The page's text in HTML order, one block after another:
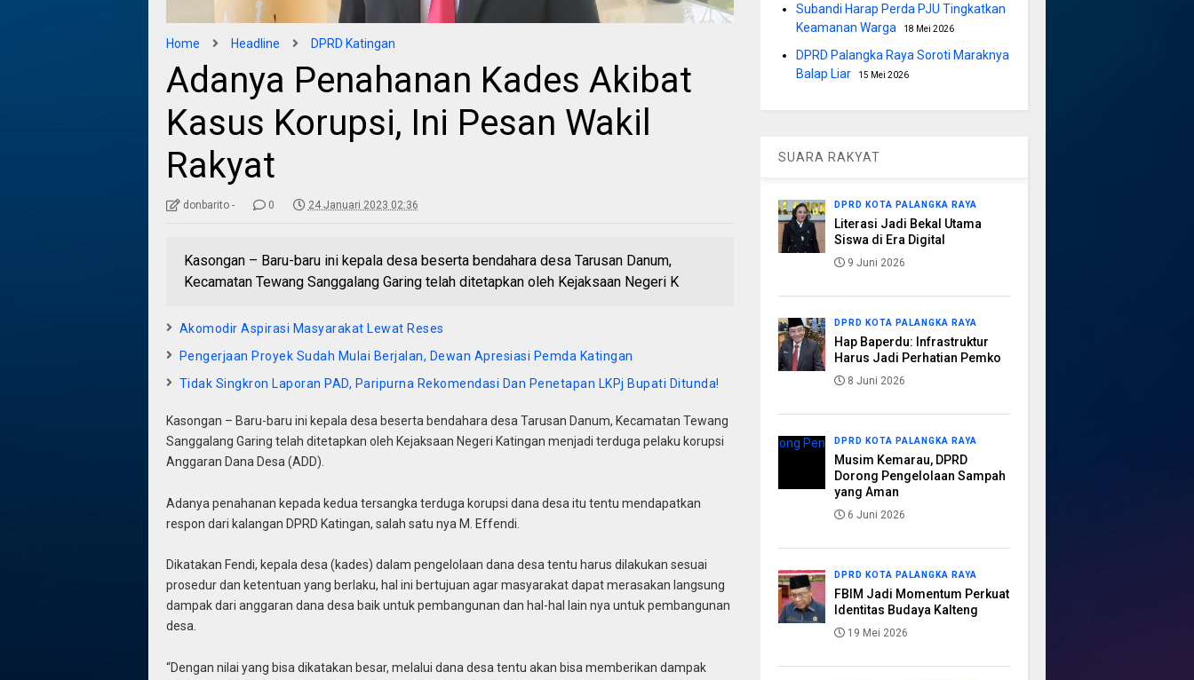
Home Headline DPRD Katingan
Adanya Penahanan Kades Akibat
Kasus Korupsi, Ini Pesan Wakil
Rakyat
donbarito - 0 24 Januari 2023 02:36
Kasongan – Baru-baru ini kepala desa beserta bendahara desa Tarusan Danum,
Kecamatan Tewang Sanggalang Garing telah ditetapkan oleh Kejaksaan Negeri K
Akomodir Aspirasi Masyarakat Lewat Reses
Pengerjaan Proyek Sudah Mulai Berjalan, Dewan Apresiasi Pemda Katingan
Tidak Singkron Laporan PAD, Paripurna Rekomendasi Dan Penetapan LKPj Bupati Ditunda!
Kasongan – Baru-baru ini kepala desa beserta bendahara desa Tarusan Danum, Kecamatan Tewang
Sanggalang Garing telah ditetapkan oleh Kejaksaan Negeri Katingan menjadi terduga pelaku korupsi
Anggaran Dana Desa (ADD).
Adanya penahanan kepada kedua tersangka terduga korupsi dana desa itu tentu mendapatkan
respon dari kalangan DPRD Katingan, salah satu nya M. Effendi.
Dikatakan Fendi, kepala desa (kades) dalam pengelolaan dana desa tentu harus dilakukan sesuai
prosedur dan ketentuan yang berlaku, hal ini bertujuan agar masyarakat dapat merasakan langsung
dampak dari anggaran dana desa baik untuk pembangunan dan hal-hal lain nya untuk pembangunan
desa.
“Dengan nilai yang bisa dikatakan besar, melalui dana desa tentu akan bisa memberikan dampak
Subandi Harap Perda PJU Tingkatkan
Keamanan Warga
18 Mei 2026
DPRD Palangka Raya Soroti Maraknya
Balap Liar
15 Mei 2026
SUARA RAKYAT
DPRD KOTA PALANGKA RAYA
Literasi Jadi Bekal Utama
Siswa di Era Digital
9 Juni 2026
DPRD KOTA PALANGKA RAYA
Hap Baperdu: Infrastruktur
Harus Jadi Perhatian Pemko
8 Juni 2026
DPRD KOTA PALANGKA RAYA
Musim Kemarau, DPRD
Dorong Pengelolaan Sampah
yang Aman
6 Juni 2026
DPRD KOTA PALANGKA RAYA
FBIM Jadi Momentum Perkuat
Identitas Budaya Kalteng
19 Mei 2026